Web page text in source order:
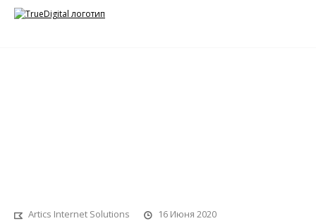
Artics Internet Solutions 16 Июня 2020